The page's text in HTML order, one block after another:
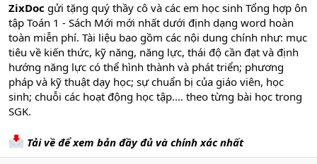
ZixDoc gửi tặng quý thầy cô và các em học sinh Tổng hợp ôn
tập Toán 1 - Sách Mới mới nhất dưới định dạng word hoàn
toàn miễn phí. Tài liệu bao gồm các nội dung chính như: mục
tiêu về kiến thức, kỹ năng, năng lực, thái độ cần đạt và định
hướng năng lực có thể hình thành và phát triển; phương
pháp và kỹ thuật dạy học; sự chuẩn bị của giáo viên, học
sinh; chuỗi các hoạt động học tập.... theo từng bài học trong
SGK.
Tải về để xem bản đầy đủ và chính xác nhất